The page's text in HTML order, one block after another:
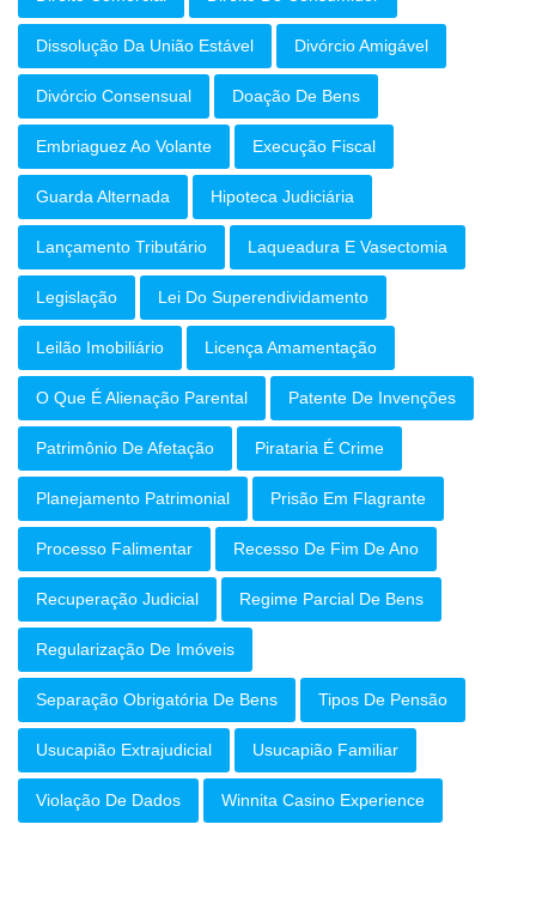
Dissolução Da União Estável Divórcio Amigável
Divórcio Consensual Doação De Bens
Embriaguez Ao Volante Execução Fiscal
Guarda Alternada Hipoteca Judiciária
Lançamento Tributário Laqueadura E Vasectomia
Legislação Lei Do Superendividamento
Leilão Imobiliário Licença Amamentação
O Que É Alienação Parental Patente De Invenções
Patrimônio De Afetação Pirataria É Crime
Planejamento Patrimonial Prisão Em Flagrante
Processo Falimentar Recesso De Fim De Ano
Recuperação Judicial Regime Parcial De Bens
Regularização De Imóveis
Separação Obrigatória De Bens Tipos De Pensão
Usucapião Extrajudicial Usucapião Familiar
Violação De Dados Winnita Casino Experience